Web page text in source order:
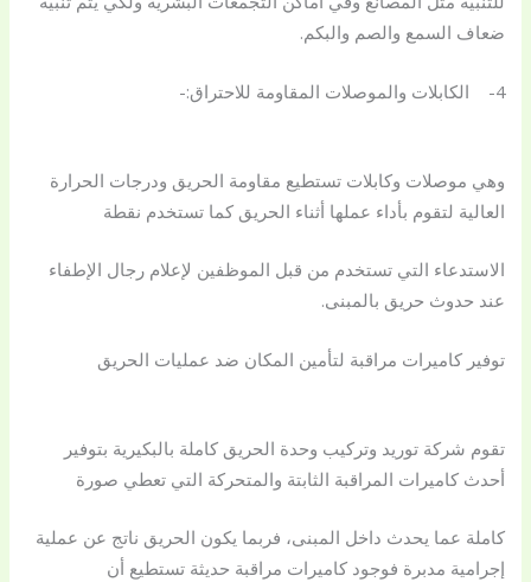
ضعاف السمع والصم والبكم.
4- الكابلات والموصلات المقاومة للاحتراق:-
وهي موصلات وكابلات تستطيع مقاومة الحريق ودرجات الحرارة
العالية لتقوم بأداء عملها أثناء الحريق كما تستخدم نقطة
الاستدعاء التي تستخدم من قبل الموظفين لإعلام رجال الإطفاء
عند حدوث حريق بالمبنى.
توفير كاميرات مراقبة لتأمين المكان ضد عمليات الحريق
تقوم شركة توريد وتركيب وحدة الحريق كاملة بالبكيرية بتوفير
أحدث كاميرات المراقبة الثابتة والمتحركة التي تعطي صورة
كاملة عما يحدث داخل المبنى، فربما يكون الحريق ناتج عن عملية
إجرامية مدبرة فوجود كاميرات مراقبة حديثة تستطيع أن